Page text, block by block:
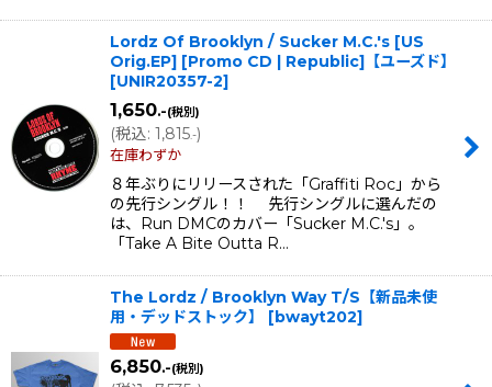
Lordz Of Brooklyn / Sucker M.C.'s [US
Orig.EP] [Promo CD | Republic]【ユーズド】
[UNIR20357-2]
1,650.-(税別)
(税込: 1,815.-)
在庫わずか
８年ぶりにリリースされた「Graffiti Roc」から
の先行シングル！！ 先行シングルに選んだの
は、Run DMCのカバー「Sucker M.C.'s」。
「Take A Bite Outta R…
The Lordz / Brooklyn Way T/S【新品未使
用・デッドストック】
[bwayt202]
6,850.-(税別)